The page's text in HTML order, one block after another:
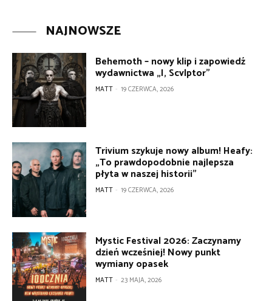
NAJNOWSZE
Behemoth – nowy klip i zapowiedź
wydawnictwa „I, Scvlptor”
MATT - 19 CZERWCA, 2026
Trivium szykuje nowy album! Heafy:
„To prawdopodobnie najlepsza
płyta w naszej historii”
MATT - 19 CZERWCA, 2026
Mystic Festival 2026: Zaczynamy
dzień wcześniej! Nowy punkt
wymiany opasek
MATT - 23 MAJA, 2026